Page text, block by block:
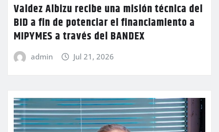
Valdez Albizu recibe una misión técnica del
BID a fin de potenciar el financiamiento a
MIPYMES a través del BANDEX
admin Jul 21, 2026